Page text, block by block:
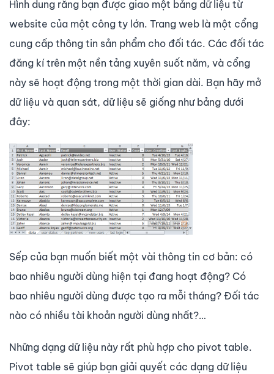
Hình dung rằng bạn được giao một bảng dữ liệu từ
website của một công ty lớn. Trang web là một cổng
cung cấp thông tin sản phẩm cho đối tác. Các đối tác
đăng kí trên một nền tảng xuyên suốt năm, và cổng
này sẽ hoạt động trong một thời gian dài. Bạn hãy mở
dữ liệu và quan sát, dữ liệu sẽ giống như bảng dưới
đây:
Sếp của bạn muốn biết một vài thông tin cơ bản: có
bao nhiêu người dùng hiện tại đang hoạt động? Có
bao nhiêu người dùng được tạo ra mỗi tháng? Đối tác
nào có nhiều tài khoản người dùng nhất?…
Những dạng dữ liệu này rất phù hợp cho pivot table.
Pivot table sẽ giúp bạn giải quyết các dạng dữ liệu